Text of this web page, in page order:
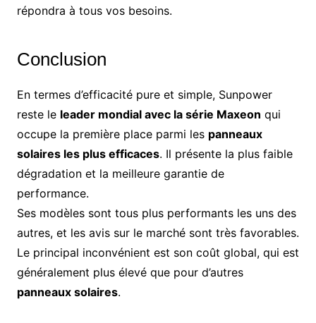
répondra à tous vos besoins.
Conclusion
En termes d’efficacité pure et simple, Sunpower
reste le leader mondial avec la série Maxeon qui
occupe la première place parmi les panneaux
solaires les plus efficaces. Il présente la plus faible
dégradation et la meilleure garantie de
performance.
Ses modèles sont tous plus performants les uns des
autres, et les avis sur le marché sont très favorables.
Le principal inconvénient est son coût global, qui est
généralement plus élevé que pour d’autres
panneaux solaires.